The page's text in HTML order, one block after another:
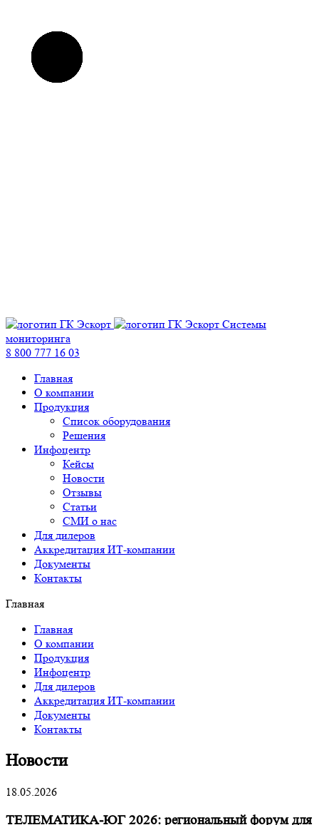
Системы
мониторинга
8 800 777 16 03
Главная
О компании
Продукция
Список оборудования
Решения
Инфоцентр
Кейсы
Новости
Отзывы
Статьи
СМИ о нас
Для дилеров
Аккредитация ИТ-компании
Документы
Контакты
Главная
Главная
О компании
Продукция
Инфоцентр
Для дилеров
Аккредитация ИТ-компании
Документы
Контакты
Новости
18.05.2026
ТЕЛЕМАТИКА-ЮГ 2026: региональный форум для